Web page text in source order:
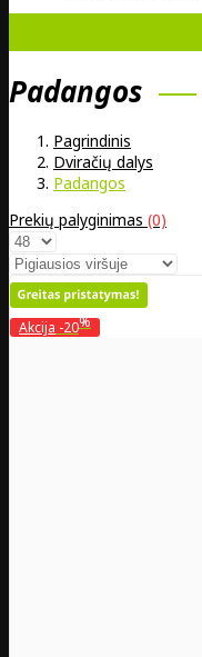
Padangos
Pagrindinis
Dviračių dalys
Padangos
Prekių palyginimas (0)
Akcija -20%